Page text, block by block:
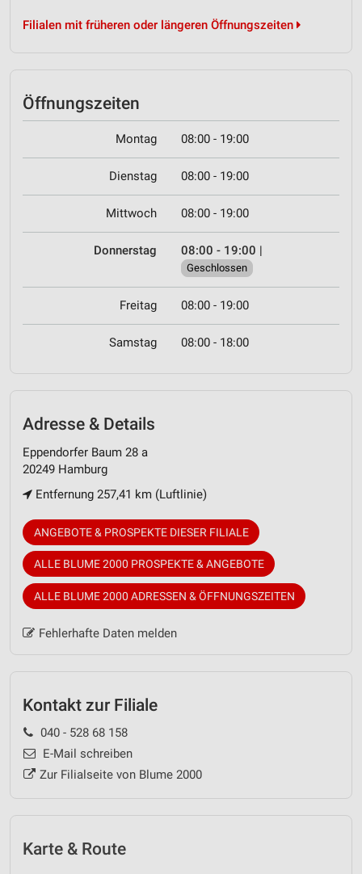
Filialen mit früheren oder längeren Öffnungszeiten
Öffnungszeiten
Montag 08:00 - 19:00
Dienstag 08:00 - 19:00
Mittwoch 08:00 - 19:00
Donnerstag 08:00 - 19:00 |
Geschlossen
Freitag 08:00 - 19:00
Samstag 08:00 - 18:00
Adresse & Details
Eppendorfer Baum 28 a
20249 Hamburg
Entfernung 257,41 km (Luftlinie)
ANGEBOTE & PROSPEKTE DIESER FILIALE
ALLE BLUME 2000 PROSPEKTE & ANGEBOTE
ALLE BLUME 2000 ADRESSEN & ÖFFNUNGSZEITEN
Fehlerhafte Daten melden
Kontakt zur Filiale
040 - 528 68 158
E-Mail schreiben
Zur Filialseite von Blume 2000
Karte & Route